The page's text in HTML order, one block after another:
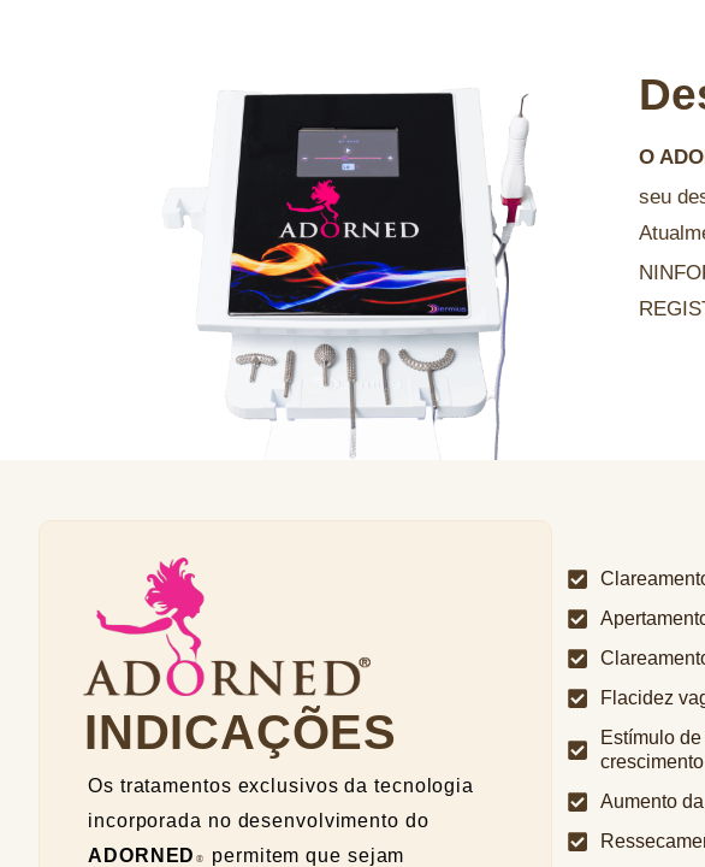
O
seu
INDICAÇÕES
Os tratamentos exclusivos da tecnologia
incorporada no desenvolvimento do
ADORNED ®
permitem que sejam
Flacidez
Estímulo
crescimento
Aumento